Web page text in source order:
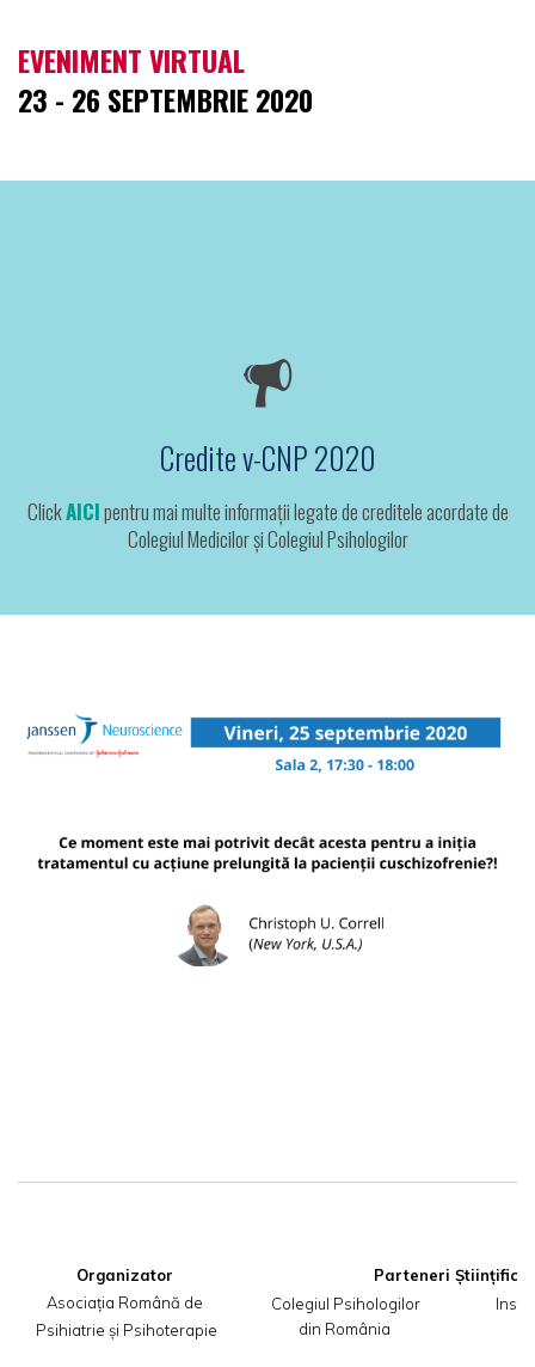
EVENIMENT VIRTUAL
23 - 26 SEPTEMBRIE 2020
Credite v-CNP 2020
ClickAICIpentru mai multe informații legate de creditele acordate de
Colegiul Medicilor și Colegiul Psihologilor
Organizator
Asociația Română de
Psihiatrie și Psihoterapie
Colegiul Psihologilor
din România